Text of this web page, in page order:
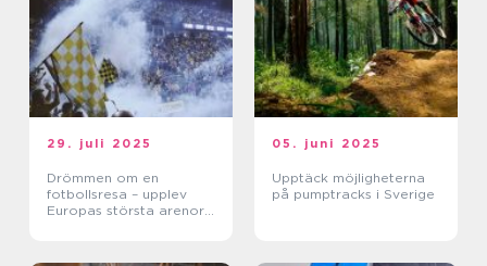
29. juli 2025
Drömmen om en
fotbollsresa – upplev
Europas största arenor
05. juni 2025
Upptäck möjligheterna
på pumptracks i Sverige